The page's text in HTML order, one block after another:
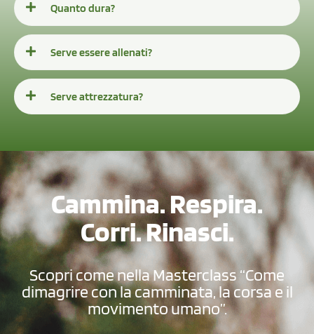
Quanto dura?
Serve essere allenati?
Serve attrezzatura?
Cammina. Respira.
Corri. Rinasci.
Scopri come nella Masterclass “Come
dimagrire con la camminata, la corsa e il
movimento umano”.